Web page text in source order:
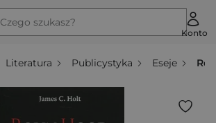
Czego szukasz?
Konto
Literatura Publicystyka Eseje